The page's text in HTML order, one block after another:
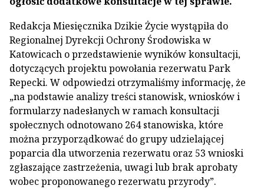
Redakcja Miesięcznika Dzikie Życie wystąpiła do
Regionalnej Dyrekcji Ochrony Środowiska w
Katowicach o przedstawienie wyników konsultacji,
dotyczących projektu powołania rezerwatu Park
Repecki. W odpowiedzi otrzymaliśmy informację, że
„na podstawie analizy treści stanowisk, wniosków i
formularzy nadesłanych w ramach konsultacji
społecznych odnotowano 264 stanowiska, które
można przyporządkować do grupy udzielającej
poparcia dla utworzenia rezerwatu oraz 53 wnioski
zgłaszające zastrzeżenia, uwagi lub brak aprobaty
wobec proponowanego rezerwatu przyrody”.